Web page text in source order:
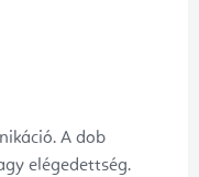
A dob
elégedettség.